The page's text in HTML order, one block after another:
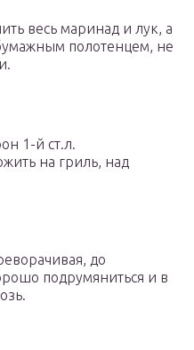
весь маринад и лук, а
полотенцем, не
1-й ст.л.
на гриль, над
до
подрумяниться и в